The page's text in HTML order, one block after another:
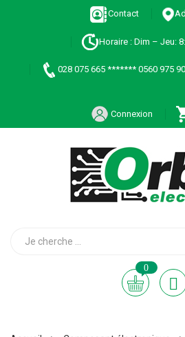
Contact
Horaire : Dim – Jeu:
028 075 665 ******* 0560 975
Connexion
0